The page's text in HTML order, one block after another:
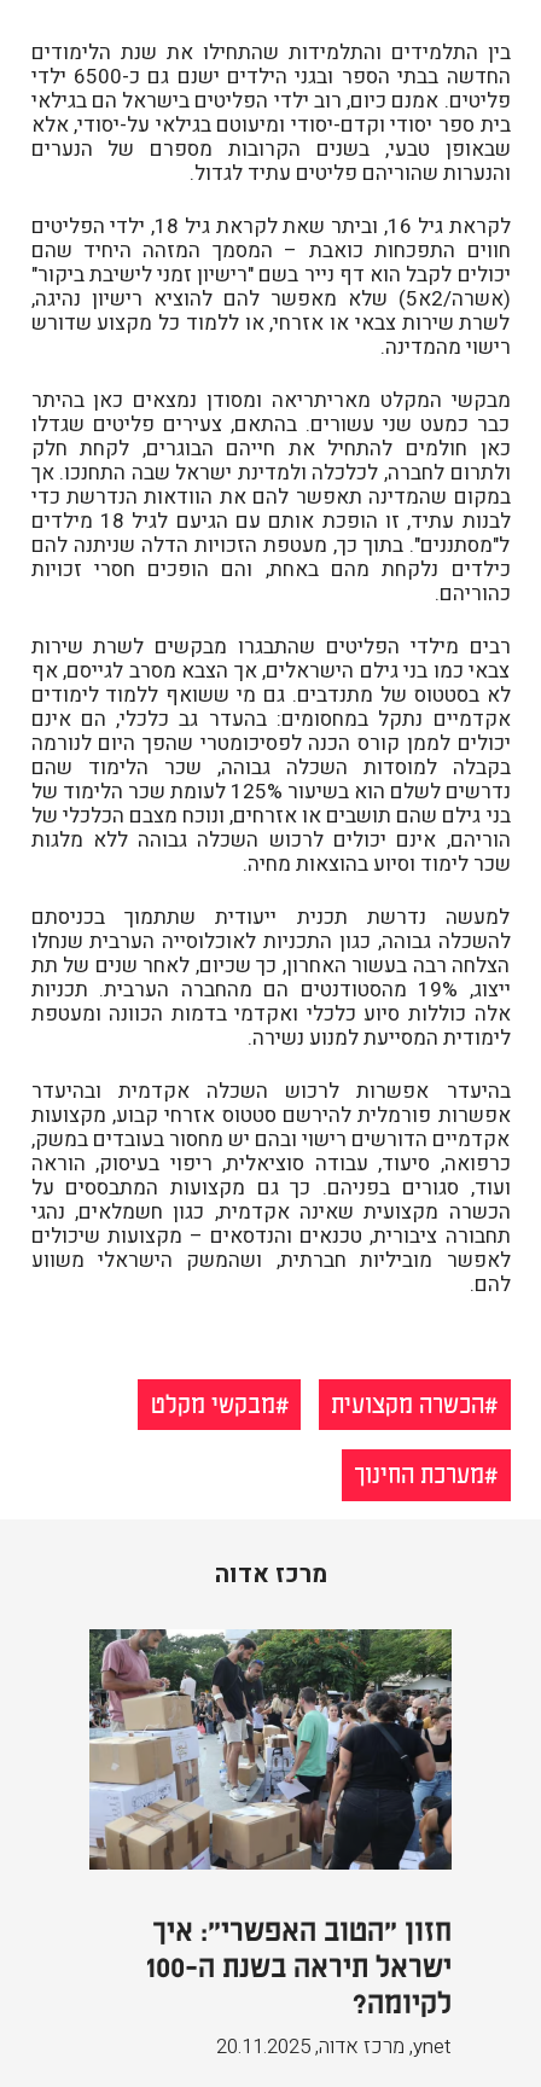
בין התלמידים והתלמידות שהתחילו את שנת הלימודים
החדשה בבתי הספר ובגני הילדים ישנם גם כ-6500 ילדי
פליטים. אמנם כיום, רוב ילדי הפליטים בישראל הם בגילאי
בית ספר יסודי וקדם-יסודי ומיעוטם בגילאי על-יסודי, אלא
שבאופן טבעי, בשנים הקרובות מספרם של הנערים
והנערות שהוריהם פליטים עתיד לגדול.
לקראת גיל 16, וביתר שאת לקראת גיל 18, ילדי הפליטים
חווים התפכחות כואבת – המסמך המזהה היחיד שהם
יכולים לקבל הוא דף נייר בשם "רישיון זמני לישיבת ביקור"
(אשרה/2א5) שלא מאפשר להם להוציא רישיון נהיגה,
לשרת שירות צבאי או אזרחי, או ללמוד כל מקצוע שדורש
רישוי מהמדינה.
מבקשי המקלט מאריתריאה ומסודן נמצאים כאן בהיתר
כבר כמעט שני עשורים. בהתאם, צעירים פליטים שגדלו
כאן חולמים להתחיל את חייהם הבוגרים, לקחת חלק
ולתרום לחברה, לכלכלה ולמדינת ישראל שבה התחנכו. אך
במקום שהמדינה תאפשר להם את הוודאות הנדרשת כדי
לבנות עתיד, זו הופכת אותם עם הגיעם לגיל 18 מילדים
ל"מסתננים". בתוך כך, מעטפת הזכויות הדלה שניתנה להם
כילדים נלקחת מהם באחת, והם הופכים חסרי זכויות
כהוריהם.
רבים מילדי הפליטים שהתבגרו מבקשים לשרת שירות
צבאי כמו בני גילם הישראלים, אך הצבא מסרב לגייסם, אף
לא בסטטוס של מתנדבים. גם מי ששואף ללמוד לימודים
אקדמיים נתקל במחסומים: בהעדר גב כלכלי, הם אינם
יכולים לממן קורס הכנה לפסיכומטרי שהפך היום לנורמה
בקבלה למוסדות השכלה גבוהה, שכר הלימוד שהם
נדרשים לשלם הוא בשיעור 125% לעומת שכר הלימוד של
בני גילם שהם תושבים או אזרחים, ונוכח מצבם הכלכלי של
הוריהם, אינם יכולים לרכוש השכלה גבוהה ללא מלגות
שכר לימוד וסיוע בהוצאות מחיה.
למעשה נדרשת תכנית ייעודית שתתמוך בכניסתם
להשכלה גבוהה, כגון התכניות לאוכלוסייה הערבית שנחלו
הצלחה רבה בעשור האחרון, כך שכיום, לאחר שנים של תת
ייצוג, 19% מהסטודנטים הם מהחברה הערבית. תכניות
אלה כוללות סיוע כלכלי ואקדמי בדמות הכוונה ומעטפת
לימודית המסייעת למנוע נשירה.
בהיעדר אפשרות לרכוש השכלה אקדמית ובהיעדר
אפשרות פורמלית להירשם סטטוס אזרחי קבוע, מקצועות
אקדמיים הדורשים רישוי ובהם יש מחסור בעובדים במשק,
כרפואה, סיעוד, עבודה סוציאלית, ריפוי בעיסוק, הוראה
ועוד, סגורים בפניהם. כך גם מקצועות המתבססים על
הכשרה מקצועית שאינה אקדמית, כגון חשמלאים, נהגי
תחבורה ציבורית, טכנאים והנדסאים – מקצועות שיכולים
לאפשר מוביליות חברתית, ושהמשק הישראלי משווע
להם.
הכשרה מקצועית
מבקשי מקלט
מערכת החינוך
מרכז אדוה
חזון "הטוב האפשרי": איך
ישראל תיראה בשנת ה-100
לקיומה?
ynet, מרכז אדוה ,
20.11.2025